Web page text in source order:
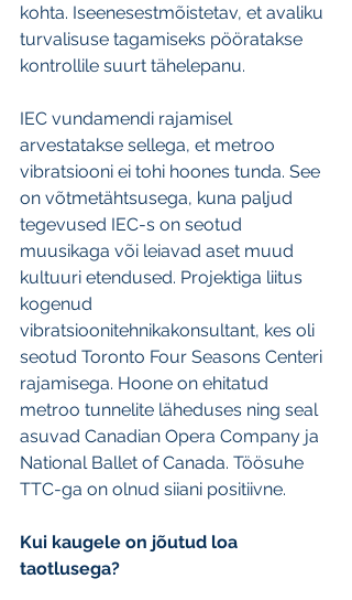
kohta. Iseenesestmõistetav, et avaliku
turvalisuse tagamiseks pööratakse
kontrollile suurt tähelepanu.
IEC vundamendi rajamisel
arvestatakse sellega, et metroo
vibratsiooni ei tohi hoones tunda. See
on võtmetähtsusega, kuna paljud
tegevused IEC-s on seotud
muusikaga või leiavad aset muud
kultuuri etendused. Projektiga liitus
kogenud
vibratsioonitehnikakonsultant, kes oli
seotud Toronto Four Seasons Centeri
rajamisega. Hoone on ehitatud
metroo tunnelite läheduses ning seal
asuvad Canadian Opera Company ja
National Ballet of Canada. Töösuhe
TTC-ga on olnud siiani positiivne.
Kui kaugele on jõutud loa
taotlusega?